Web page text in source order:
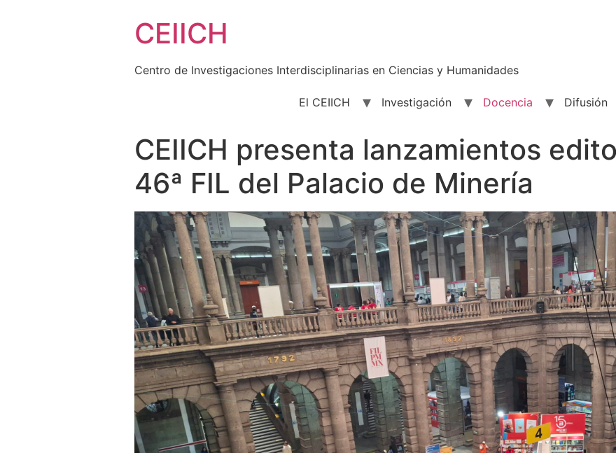
CEIICH
Centro de Investigaciones Interdisciplinarias en Ciencias y Humanidades
El CEIICH Investigación Docencia Difusión
CEIICH presenta lanzamientos
46ª FIL del Palacio de Minería